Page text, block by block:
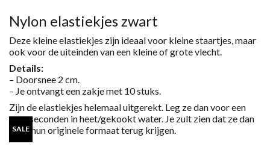
SALE
Nylon elastiekjes zwart
Deze kleine elastiekjes zijn ideaal voor kleine staartjes, maar
ook voor de uiteinden van een kleine of grote vlecht.
Details:
– Doorsnee 2 cm.
– Je ontvangt een zakje met 10 stuks.
Zijn de elastiekjes helemaal uitgerekt. Leg ze dan voor een
paar seconden in heet/gekookt water. Je zult zien dat ze dan
weer hun originele formaat terug krijgen.